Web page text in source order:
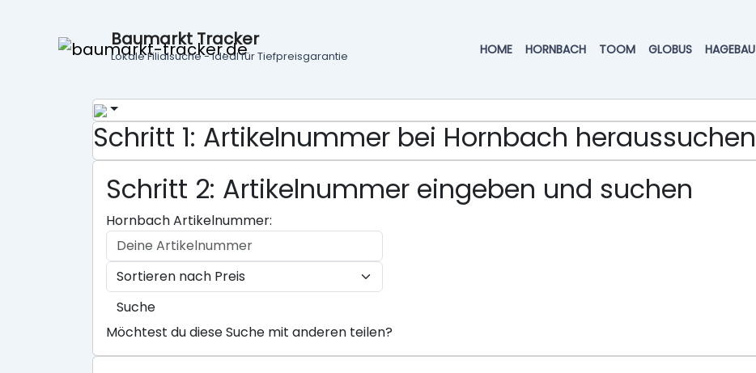
Baumarkt Tracker
Lokale Filialsuche - ideal für Tiefpreisgarantie HOME HORNBACH TOOM GLOBUS HAGEBAU
Schritt 1: Artikelnummer bei Hornbach heraussuchen
Schritt 2: Artikelnummer eingeben und suchen
Hornbach Artikelnummer:
Suche
Möchtest du diese Suche mit anderen teilen?